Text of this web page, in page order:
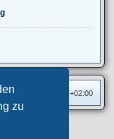
zu
Alle Zeiten sind UTC+02:00